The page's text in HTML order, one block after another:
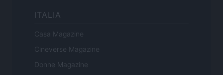
ITALIA
Casa Magazine
Cineverse Magazine
Donne Magazine